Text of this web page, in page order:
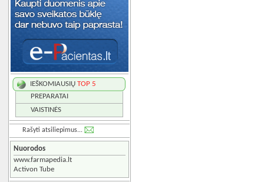
IEŠKOMIAUSIŲ TOP 5
PREPARATAI
VAISTINĖS
Rašyti atsiliepimus...
Nuorodos
www.farmapedia.lt
Activon Tube